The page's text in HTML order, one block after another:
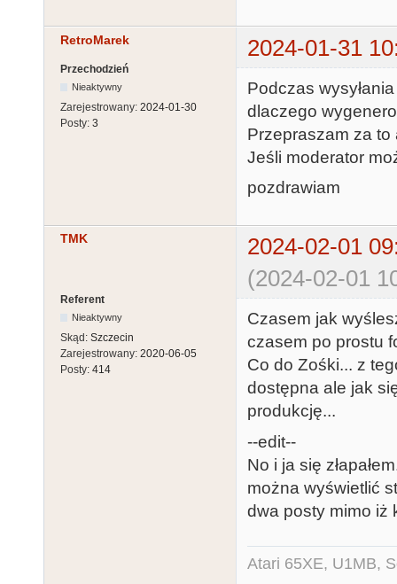
RetroMarek 2024-01-31
Przechodzień
Nieaktywny
Zarejestrowany: 2024-01-30
Posty: 3
Podczas
dlaczego
Przepraszam za to
Jeśli moderator
pozdrawiam
TMK
2024-02-01
(2024-02-01
Referent
Nieaktywny
Skąd: Szczecin
Zarejestrowany: 2020-06-05
Posty: 414
Czasem jak
czasem po prostu
Co do Zośki... z
dostępna ale jak
produkcję...
--edit--
No i ja się
można wyświetlić
dwa posty mimo iż
Atari 65XE, U1MB,